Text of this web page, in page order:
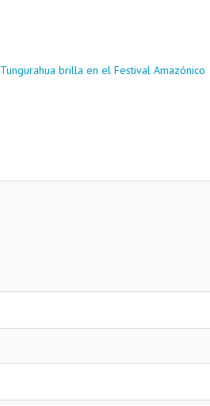
Tungurahua brilla en el Festival Amazónico